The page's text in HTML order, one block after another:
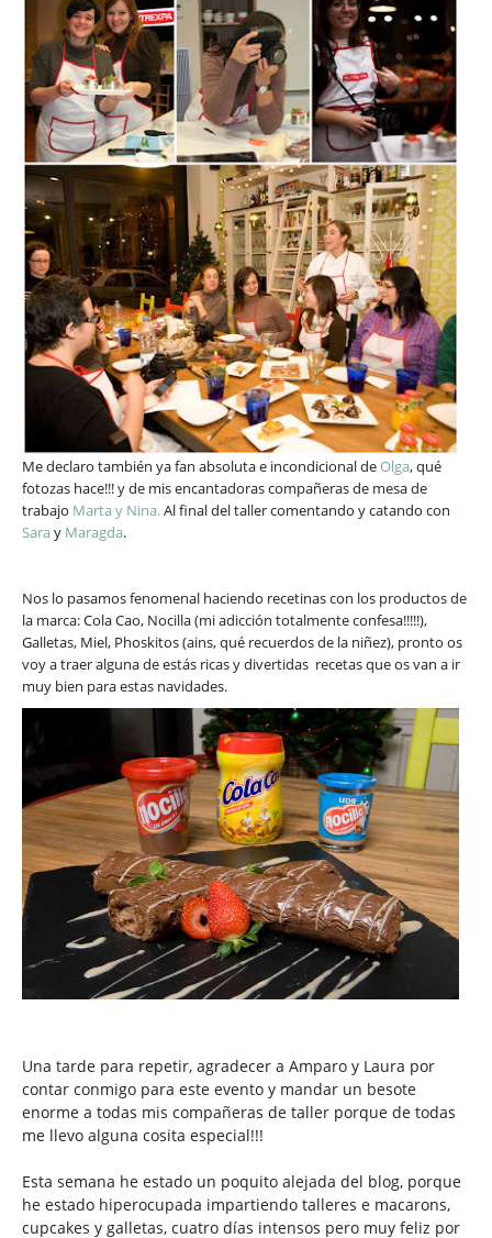
Me declaro también ya fan absoluta e incondicional deOlga, qué
fotozas hace!!! y de mis encantadoras compañeras de mesa de
trabajo Marta y Nina.Al final del taller comentando y catando con
Sara y Maragda.
Nos lo pasamos fenomenal haciendo recetinas con los productos de
la marca: Cola Cao, Nocilla (mi adicción totalmente confesa!!!!!),
Galletas, Miel, Phoskitos (ains, qué recuerdos de la niñez), pronto os
voy a traer alguna de estás ricas y divertidas recetas que os van a ir
muy bien para estas navidades.
Una tarde para repetir, agradecer a Amparo y Laura por
contar conmigo para este evento y mandar un besote
enorme a todas mis compañeras de taller porque de todas
me llevo alguna cosita especial!!!
Esta semana he estado un poquito alejada del blog, porque
he estado hiperocupada impartiendo talleres e macarons,
cupcakes y galletas, cuatro días intensos pero muy feliz por